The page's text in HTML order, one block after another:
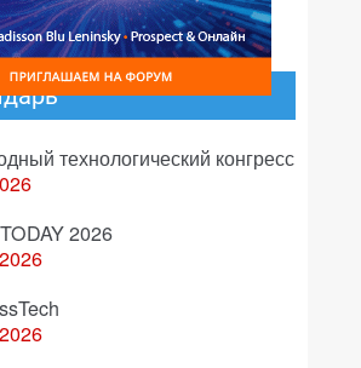
технологический конгресс
2026